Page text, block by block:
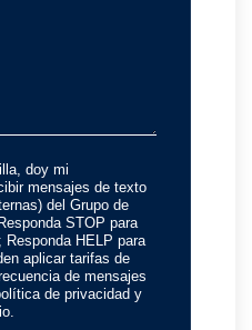
doy mi
mensajes de texto
del Grupo de
STOP para
HELP para
aplicar tarifas de
de mensajes
de privacidad y